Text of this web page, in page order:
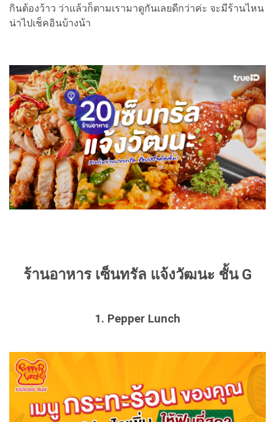
กินต้องว้าว ว่าแล้วก็ตามเรามาดูกันเลยดีกว่าค่ะ จะมีร้านไหน
น่าไปเช็คอินบ้างน้า
ร้านอาหาร เซ็นทรัล แจ้งวัฒนะ ชั้น G
1. Pepper Lunch